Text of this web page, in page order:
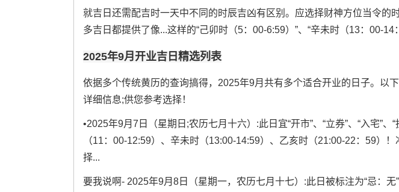
就吉日还需配吉时一天中不同的时辰吉凶有区别。应选择财神方位当令的
多吉日都提供了像...这样的“己卯时（5：00-6:59）”、“辛未时（13：00-14
2025年9月开业吉日精选列表
依据多个传统黄历的查询搞得，2025年9月共有多个适合开业的日子。以
详细信息;供您参考选择！
•2025年9月7日（星期日;农历七月十六）:此日宜“开市”、“立券”、“入宅”、
（11：00-12:59）、辛未时（13:00-14:59）、乙亥时（21:00-22：59）
择...
要我说啊- 2025年9月8日（星期一，农历七月十七）:此日被标注为“忌：无